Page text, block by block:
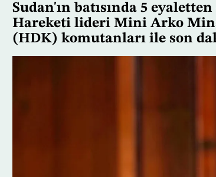
Sudan'ın batısında 5
Hareketi lideri Mini Arko
(HDK) komutanları ile son